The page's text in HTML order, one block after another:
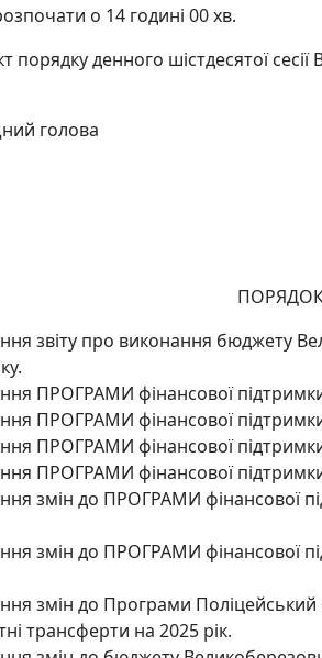
о 14 годині 00 хв.
порядку денного шістдесятої
голова
звіту про виконання бюджету
ПРОГРАМИ фінансової
ПРОГРАМИ фінансової
ПРОГРАМИ фінансової
ПРОГРАМИ фінансової
змін до ПРОГРАМИ фінансової
змін до ПРОГРАМИ фінансової
змін до Програми
трансферти на 2025 рік.